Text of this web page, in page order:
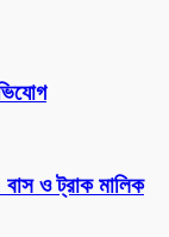
বাস ও ট্রাক মালিক